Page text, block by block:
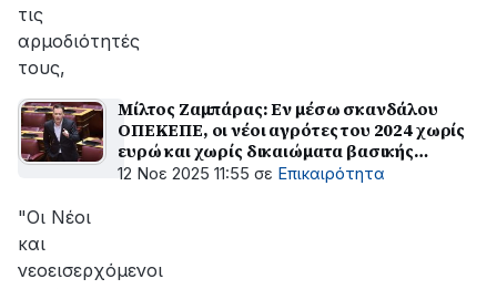
τις
αρμοδιότητές
τους,
Μίλτος Ζαμπάρας: Εν μέσω σκανδάλου
ΟΠΕΚΕΠΕ, οι νέοι αγρότες του 2024 χωρίς
ευρώ και χωρίς δικαιώματα βασικής
ενίσχυσης
12 Νοε 2025 11:55 σε Επικαιρότητα
"Οι Νέοι
και
νεοεισερχόμενοι